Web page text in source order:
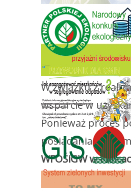
W związku z
wsparcie w
Ponieważ proces
posiadania
WFOŚiGW w